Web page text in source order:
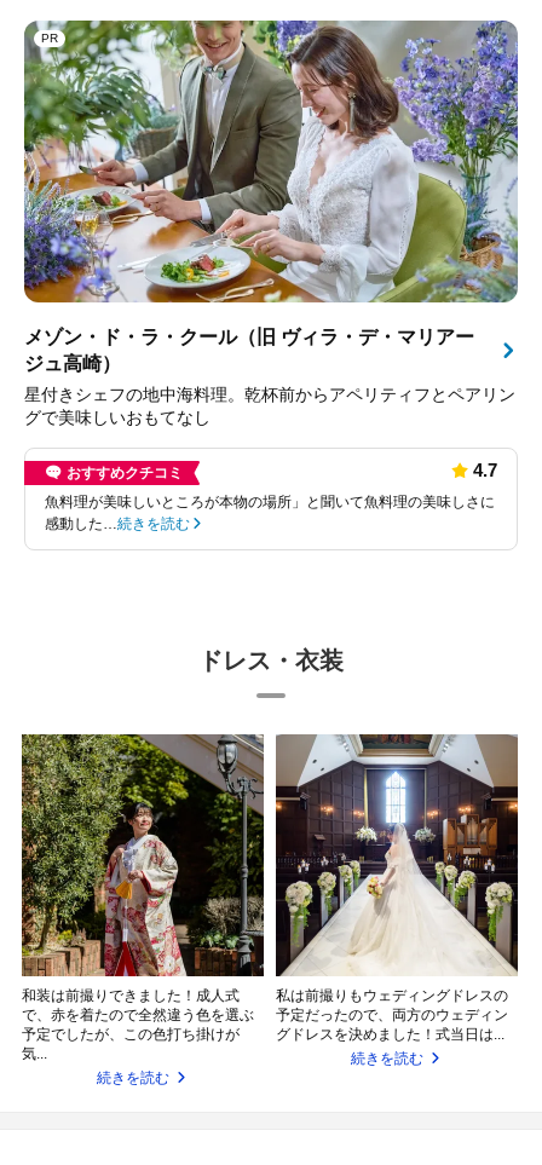
PR
メゾン・ド・ラ・クール（旧 ヴィラ・デ・マリアー
ジュ高崎）
星付きシェフの地中海料理。乾杯前からアペリティフとペアリン
グで美味しいおもてなし
おすすめクチコミ 4.7
魚料理が美味しいところが本物の場所」と聞いて魚料理の美味しさに
感動した…続きを読む
ドレス・衣装
和装は前撮りできました！成人式
で、赤を着たので全然違う色を選ぶ
予定でしたが、この色打ち掛けが
気...
続きを読む
私は前撮りもウェディングドレスの
予定だったので、両方のウェディン
グドレスを決めました！式当日は...
続きを読む